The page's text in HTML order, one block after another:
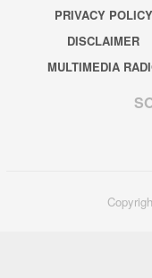
PRIVACY POLICY
DISCLAIMER
MULTIMEDIA